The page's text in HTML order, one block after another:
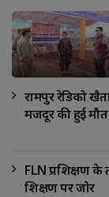
रामपुर रेडिको
मजदूर की हुई
FLN प्रशिक्षण
शिक्षण पर जोर